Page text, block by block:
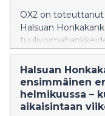
OX2 on toteuttanut
Halsuan
lieventämistoimia.
Halsuan
ensimmäinen
helmikuussa –
aikaisintaan